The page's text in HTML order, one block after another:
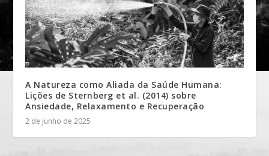
A Natureza como Aliada da Saúde Humana:
Lições de Sternberg et al. (2014) sobre
Ansiedade, Relaxamento e Recuperação
2 de junho de 2025